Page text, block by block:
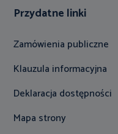
Przydatne linki
Zamówienia publiczne
Klauzula informacyjna
Deklaracja dostępności
Mapa strony